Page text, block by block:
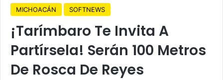
MICHOACÁN SOFTNEWS
¡Tarímbaro Te Invita A
Partírsela! Serán 100 Metros
De Rosca De Reyes